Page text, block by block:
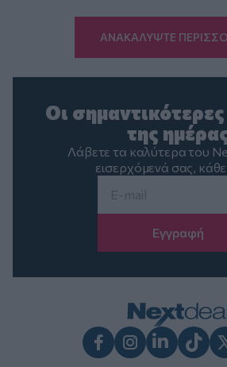
ΑΝΑΚΑΛΥΨΤΕ
Οι σημαντικότερες
της
Λάβετε τα καλύτερα του
εισερχόμενά σας,